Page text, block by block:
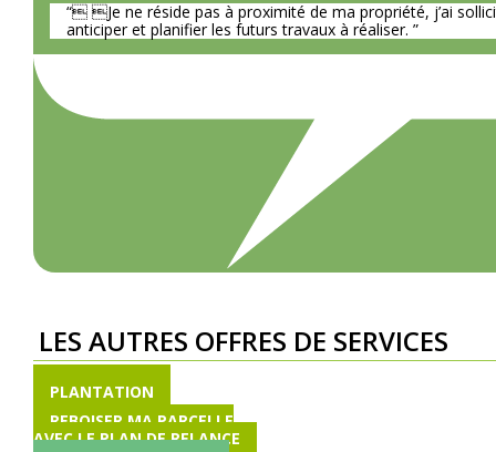
“ Je ne réside pas à proximité de ma propriété, j’ai
anticiper et planifier les futurs travaux à réaliser. ”
LES AUTRES OFFRES DE SERVICES
PLANTATION
REBOISER MA PARCELLE
AVEC LE PLAN DE RELANCE